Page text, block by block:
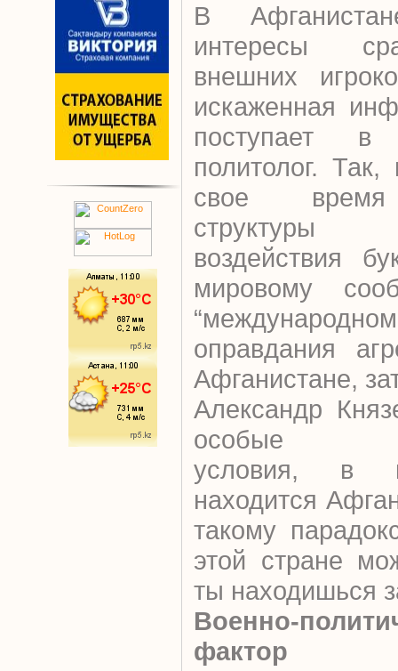
В
интересы
внешних
искаженная
поступает
политолог.
свое время
структуры
воздействия
мировому
оправдания
Афганистане,
Александр
особые
условия, в
находится
такому
этой стране
ты находишься
Военно-
фактор